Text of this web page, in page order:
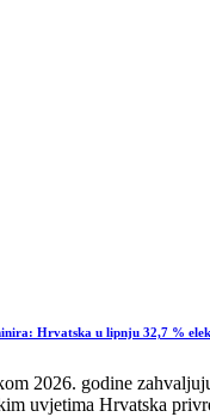
Hrvatska u lipnju 32,7 %
2026. godine
uvjetima Hrvatska